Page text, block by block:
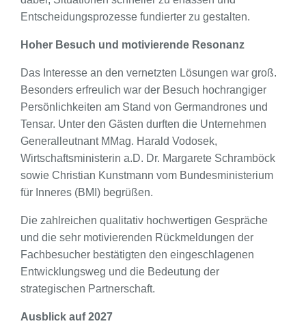
Entscheidungsprozesse fundierter zu gestalten.
Hoher Besuch und motivierende Resonanz
Das Interesse an den vernetzten Lösungen war groß.
Besonders erfreulich war der Besuch hochrangiger
Persönlichkeiten am Stand von Germandrones und
Tensar. Unter den Gästen durften die Unternehmen
Generalleutnant MMag. Harald Vodosek,
Wirtschaftsministerin a.D. Dr. Margarete Schramböck
sowie Christian Kunstmann vom Bundesministerium
für Inneres (BMI) begrüßen.
Die zahlreichen qualitativ hochwertigen Gespräche
und die sehr motivierenden Rückmeldungen der
Fachbesucher bestätigten den eingeschlagenen
Entwicklungsweg und die Bedeutung der
strategischen Partnerschaft.
Ausblick auf 2027